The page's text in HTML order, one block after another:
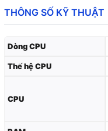
THÔNG SỐ KỸ THUẬT
Dòng CPU
Thế hệ CPU
CPU